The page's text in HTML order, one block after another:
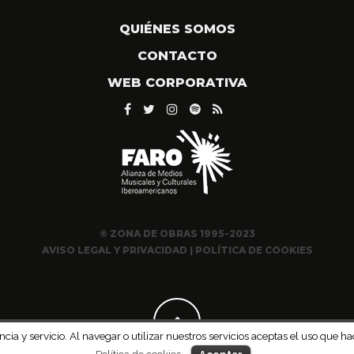
QUIÉNES SOMOS
CONTACTO
WEB CORPORATIVA
© ZONA DE OBRAS 1995-2023
AVISO LEGAL Y PRIVACIDAD | POLÍTICA DE COOKIES
y servicio. Al navegar o utilizar nuestros servicios aceptas el uso que